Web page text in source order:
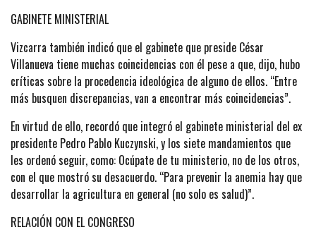
GABINETE MINISTERIAL
Vizcarra también indicó que el gabinete que preside César
Villanueva tiene muchas coincidencias con él pese a que, dijo, hubo
críticas sobre la procedencia ideológica de alguno de ellos. “Entre
más busquen discrepancias, van a encontrar más coincidencias”.
En virtud de ello, recordó que integró el gabinete ministerial del ex
presidente Pedro Pablo Kuczynski, y los siete mandamientos que
les ordenó seguir, como: Ocúpate de tu ministerio, no de los otros,
con el que mostró su desacuerdo. “Para prevenir la anemia hay que
desarrollar la agricultura en general (no solo es salud)”.
RELACIÓN CON EL CONGRESO